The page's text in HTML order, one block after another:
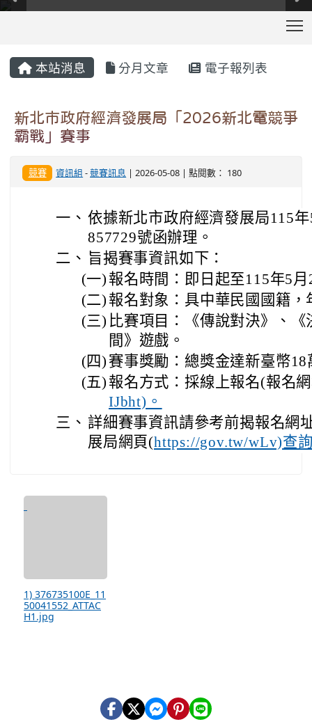
本站消息 分月文章 電子報列表
新北市政府經濟發展局「2026新北電競爭
霸戰」賽事
競賽 資訊組 -競賽訊息 | 2026-05-08 | 點閱數： 180
一、 依據新北市政府經濟發展局115
857729號函辦理。
二、 旨揭賽事資訊如下：
(一) 報名時間：即日起至115年5
(二) 報名對象：具中華民國國籍，
(三) 比賽項目：《傳說對決》、
間》遊戲。
(四) 賽事獎勵：總獎金達新臺幣18
(五) 報名方式：採線上報名(報名
IJbht)。
三、 詳細賽事資訊請參考前揭報名網
展局網頁(https://gov.tw/wLv)查
1) 376735100E_11
50041552_ATTAC
H1.jpg